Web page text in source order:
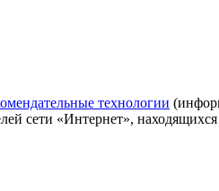
технологии
сети «Интернет»,